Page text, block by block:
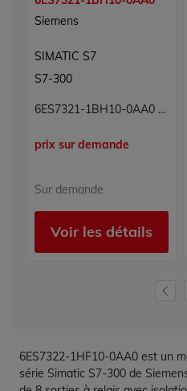
Siemens
SIMATIC S7
S7-300
6ES7321-1BH10-0AA0 Module 16 entrées numériques Simatic S7 Siemens
prix sur demande
Sur demande
Voir les détails
6ES7322-1HF10-0AA0 est un
série Simatic S7-300 de